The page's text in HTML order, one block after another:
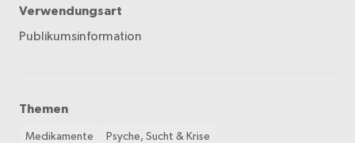
Verwendungsart
Publikumsinformation
Themen
Medikamente Psyche, Sucht & Krise